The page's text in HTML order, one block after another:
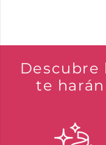
Descubre
te harán